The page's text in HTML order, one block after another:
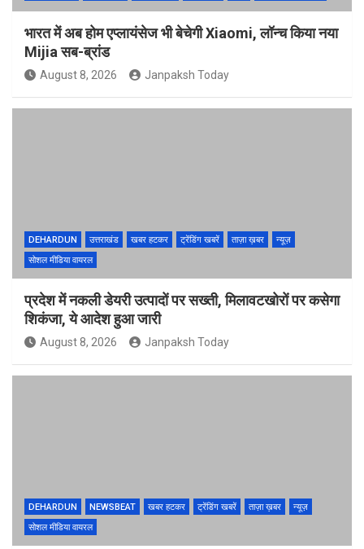
भारत में अब होम एप्लायंसेज भी बेचेगी Xiaomi, लॉन्च किया नया
Mijia सब-ब्रांड
August 8, 2026 Janpaksh Today
DEHARDUN उत्तराखंड खबर हटकर ट्रेंडिंग खबरें ताज़ा ख़बर
न्यूज़
सोशल मीडिया वायरल
प्रदेश में नकली डेयरी उत्पादों पर सख्ती, मिलावटखोरों पर कसेगा
शिकंजा, ये आदेश हुआ जारी
August 8, 2026 Janpaksh Today
DEHARDUN NEWSBEAT खबर हटकर ट्रेंडिंग खबरें ताज़ा ख़बर
न्यूज़
सोशल मीडिया वायरल